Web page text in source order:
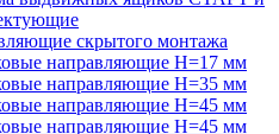
скрытого монтажа
направляющие H=17 мм
направляющие H=35 мм
направляющие H=45 мм
направляющие H=45 мм